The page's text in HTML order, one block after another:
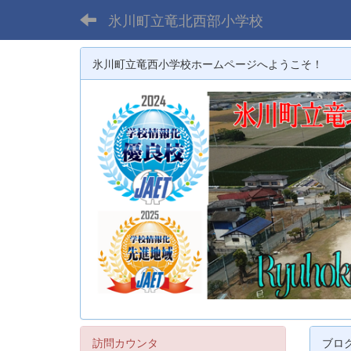
氷川町立竜北西部小学校
氷川町立竜西小学校ホームページへようこそ！
ブロ
訪問カウンタ